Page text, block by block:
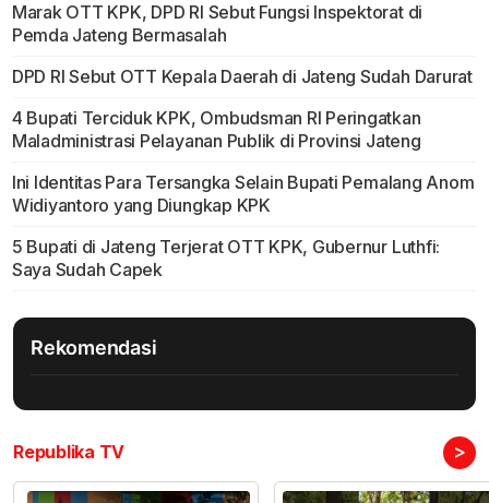
Marak OTT KPK, DPD RI Sebut Fungsi Inspektorat di
Pemda Jateng Bermasalah
DPD RI Sebut OTT Kepala Daerah di Jateng Sudah Darurat
4 Bupati Terciduk KPK, Ombudsman RI Peringatkan
Maladministrasi Pelayanan Publik di Provinsi Jateng
Ini Identitas Para Tersangka Selain Bupati Pemalang Anom
Widiyantoro yang Diungkap KPK
5 Bupati di Jateng Terjerat OTT KPK, Gubernur Luthfi:
Saya Sudah Capek
Rekomendasi
Republika TV >